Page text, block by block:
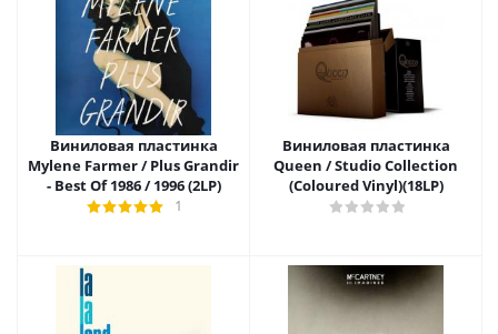
Виниловая пластинка
Mylene Farmer / Plus Grandir
- Best Of 1986 / 1996 (2LP)
1
Виниловая пластинка
Queen / Studio Collection
(Coloured Vinyl)(18LP)